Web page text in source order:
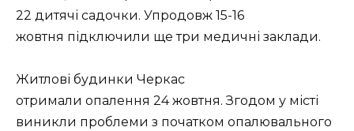
22 дитячі садочки. Упродовж 15-16
жовтня підключили ще три медичні заклади.
Житлові будинки Черкас
отримали опалення 24 жовтня. Згодом у місті
виникли проблеми з початком опалювального